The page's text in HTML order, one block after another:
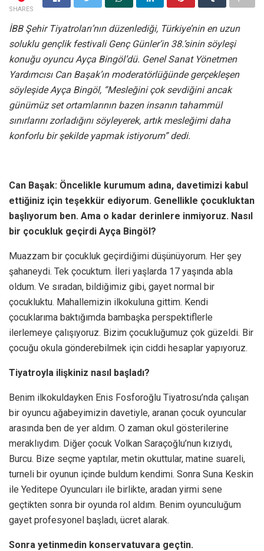
SHARES
İBB Şehir Tiyatroları’nın düzenlediği, Türkiye’nin en uzun
soluklu gençlik festivali Genç Günler’in 38.’sinin söyleşi
konuğu oyuncu Ayça Bingöl’dü. Genel Sanat Yönetmen
Yardımcısı Can Başak’ın moderatörlüğünde gerçekleşen
söyleşide Ayça Bingöl, “Mesleğini çok sevdiğini ancak
günümüz set ortamlarının bazen insanın tahammül
sınırlarını zorladığını söyleyerek, artık mesleğimi daha
konforlu bir şekilde yapmak istiyorum” dedi.
Can Başak: Öncelikle kurumum adına, davetimizi kabul
ettiğiniz için teşekkür ediyorum. Genellikle çocukluktan
başlıyorum ben. Ama o kadar derinlere inmiyoruz. Nasıl
bir çocukluk geçirdi Ayça Bingöl?
Muazzam bir çocukluk geçirdiğimi düşünüyorum. Her şey
şahaneydi. Tek çocuktum. İleri yaşlarda 17 yaşında abla
oldum. Ve sıradan, bildiğimiz gibi, gayet normal bir
çocukluktu. Mahallemizin ilkokuluna gittim. Kendi
çocuklarıma baktığımda bambaşka perspektiflerle
ilerlemeye çalışıyoruz. Bizim çocukluğumuz çok güzeldi. Bir
çocuğu okula gönderebilmek için ciddi hesaplar yapıyoruz.
Tiyatroyla ilişkiniz nasıl başladı?
Benim ilkokuldayken Enis Fosforoğlu Tiyatrosu’nda çalışan
bir oyuncu ağabeyimizin davetiyle, aranan çocuk oyuncular
arasında ben de yer aldım. O zaman okul gösterilerine
meraklıydım. Diğer çocuk Volkan Saraçoğlu’nun kızıydı,
Burcu. Bize seçme yaptılar, metin okuttular, matine suareli,
turneli bir oyunun içinde buldum kendimi. Sonra Suna Keskin
ile Yeditepe Oyuncuları ile birlikte, aradan yirmi sene
geçtikten sonra bir oyunda rol aldım. Benim oyunculuğum
gayet profesyonel başladı, ücret alarak.
Sonra yetinmedin konservatuvara geçtin.